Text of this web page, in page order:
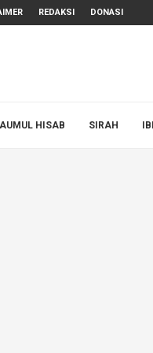
REDAKSI DONASI
HISAB SIRAH